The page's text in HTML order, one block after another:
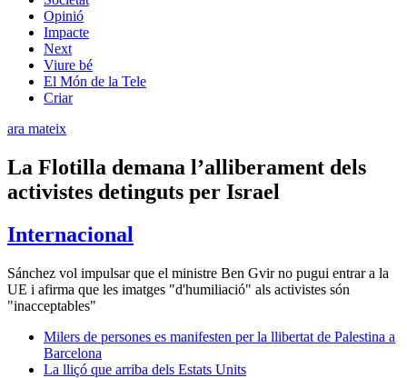
Opinió
Impacte
Next
Viure bé
El Món de la Tele
Criar
ara mateix
La Flotilla demana l’alliberament dels
activistes detinguts per Israel
Internacional
Sánchez vol impulsar que el ministre Ben Gvir no pugui entrar a la
UE i afirma que les imatges "d'humiliació" als activistes són
"inacceptables"
Milers de persones es manifesten per la llibertat de Palestina a
Barcelona
La lliçó que arriba dels Estats Units